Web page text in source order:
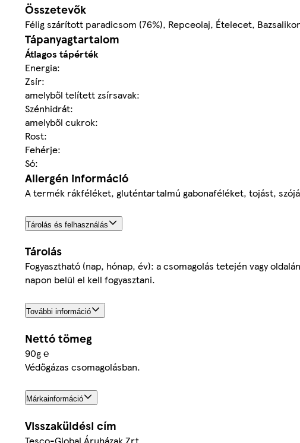
Összetevők
Félig szárított paradicsom (76%), Repceolaj, Ételecet,
Tápanyagtartalom
Átlagos tápérték
Energia:
Zsír:
amelyből telített zsírsavak:
Szénhidrát:
amelyből cukrok:
Rost:
Fehérje:
Só:
Allergén információ
A termék rákféléket, gluténtartalmú gabonaféléket, tojást,
Tárolás és felhasználás
Tárolás
Fogyasztható (nap, hónap, év): a csomagolás tetején vagy
napon belül el kell fogyasztani.
További információ
Nettó tömeg
90g ℮
Védőgázas csomagolásban.
Márkainformáció
Visszaküldési cím